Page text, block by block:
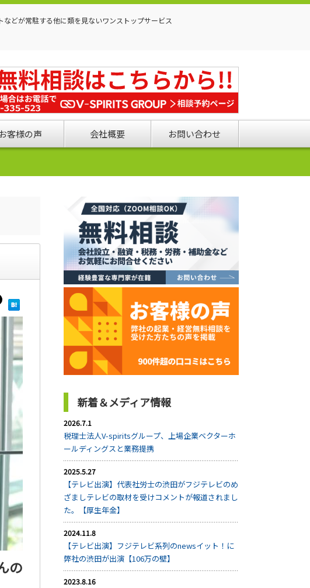
どが常駐する他に類を見ないワンストップサービス
客様の声 会社概要 お問い合わせ
の
新着＆メディア情報
2026.7.1
税理士法人V-spiritsグループ、上場企業ベクターホ
ールディングスと業務提携
2025.5.27
【テレビ出演】代表社労士の渋田がフジテレビのめ
ざましテレビの取材を受けコメントが報道されまし
た。【厚生年金】
2024.11.8
【テレビ出演】フジテレビ系列のnewsイット！に
弊社の渋田が出演【106万の壁】
2023.8.16